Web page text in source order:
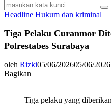
Search
for:
Headline Hukum dan kriminal
Tiga Pelaku Curanmor
Polrestabes Surabaya
oleh Rizki05/06/202605/06/2026
Bagikan
Tiga pelaku yang